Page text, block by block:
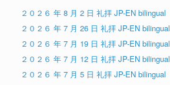
２０２６ 年 8 月 2 日 礼拝 JP-EN bilingual
２０２６ 年 7 月 26 日 礼拝 JP-EN bilingual
２０２６ 年 7 月 19 日 礼拝 JP-EN bilingual
２０２６ 年 7 月 12 日 礼拝 JP-EN bilingual
２０２６ 年 7 月 5 日 礼拝 JP-EN bilingual